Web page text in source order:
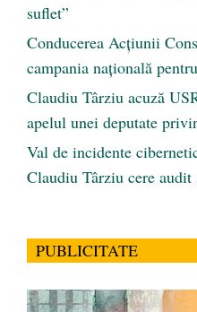
suflet”
Conducerea Acțiunii
campania națională
Claudiu Târziu acuză
apelul unei deputate
Val de incidente
Claudiu Târziu cere
PUBLICITATE